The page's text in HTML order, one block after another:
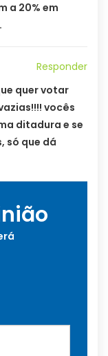
a 20% em
Responder
quer votar
vocês
ditadura e se
só que dá